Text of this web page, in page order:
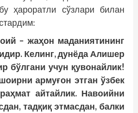
ҳароратли сўзлари билан
– жаҳон маданиятининг
Келинг, дунёда Алишер
бўлгани учун қувонайлик!
армуғон этган ўзбек
айтайлик. Навоийни
тадқиқ этмасдан, балки